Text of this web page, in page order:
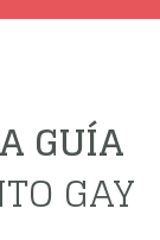
GUÍA
GAY